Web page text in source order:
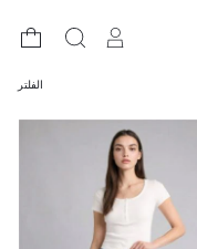
الفلتر